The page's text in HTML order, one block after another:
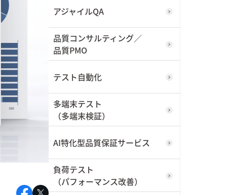
アジャイルQA
品質コンサルティング／
品質PMO
テスト自動化
多端末テスト
（多端末検証）
AI特化型品質保証サービス
負荷テスト
（パフォーマンス改善）